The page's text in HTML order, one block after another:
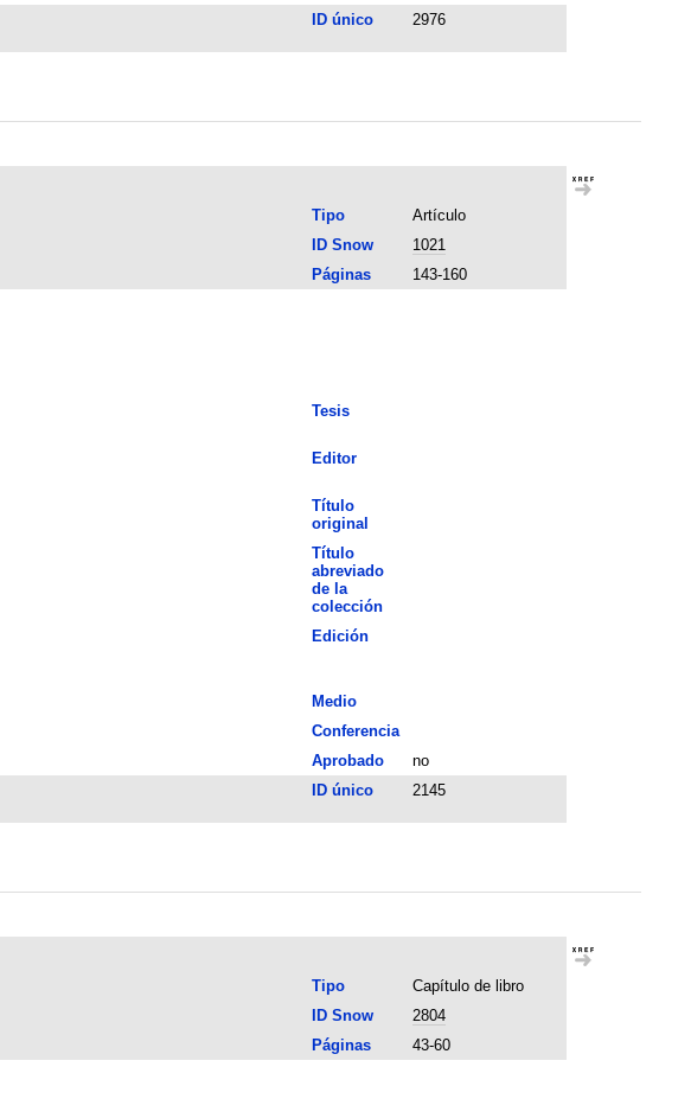
ID único 2976
Tipo
Artículo
ID Snow
1021
Páginas
143-160
Tesis
Editor
Título
original
Título
abreviado
de la
colección
Edición
Medio
Conferencia
Aprobado
no
ID único 2145
Tipo
Capítulo de libro
ID Snow
2804
Páginas
43-60